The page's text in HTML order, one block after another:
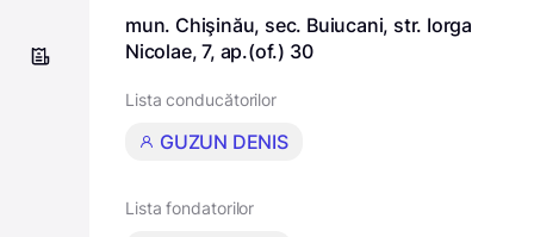
mun. Chişinău, sec. Buiucani, str. Iorga
Nicolae, 7, ap.(of.) 30
Lista conducătorilor
GUZUN DENIS
Lista fondatorilor